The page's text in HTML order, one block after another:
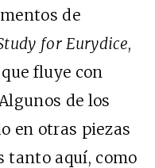
de
for Eurydice,
fluye con
de los
en otras piezas
tanto aquí, como